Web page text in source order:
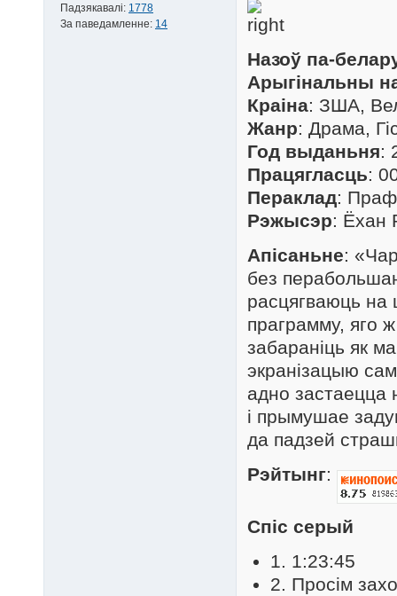
Падзякавалі: 1778
За паведамленне: 14
Назоў па-
Арыгінальны
Краіна: ЗША,
Жанр: Драма,
Год выданьня:
Працягласць:
Пераклад:
Рэжысэр: Ёхан
Апісаньне:
без
расцягваюць на
праграмму, яго
забараніць як
экранізацыю
адно
і прымушае
да падзей
Рэйтынг:
Спіс серый
1. 1:23:45
2. Просім